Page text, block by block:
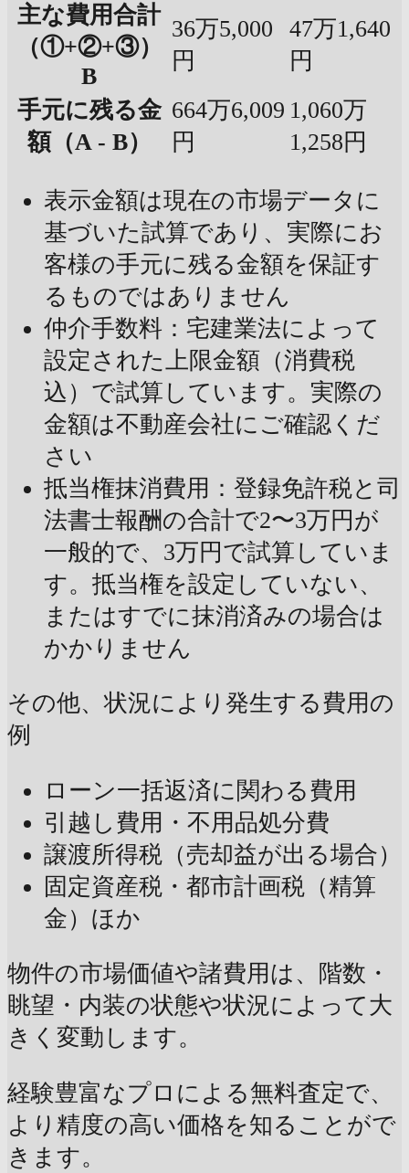
主な費用合計
（①+②+③）
B
36万5,000
円
47万1,640
円
手元に残る金
額（A - B）
664万6,009
円
1,060万
1,258円
表示金額は現在の市場データに
基づいた試算であり、実際にお
客様の手元に残る金額を保証す
るものではありません
仲介手数料：宅建業法によって
設定された上限金額（消費税
込）で試算しています。実際の
金額は不動産会社にご確認くだ
さい
抵当権抹消費用：登録免許税と司
法書士報酬の合計で2〜3万円が
一般的で、3万円で試算していま
す。抵当権を設定していない、
またはすでに抹消済みの場合は
かかりません
その他、状況により発生する費用の
例
ローン一括返済に関わる費用
引越し費用・不用品処分費
譲渡所得税（売却益が出る場合）
固定資産税・都市計画税（精算
金）ほか
物件の市場価値や諸費用は、階数・
眺望・内装の状態や状況によって大
きく変動します。
経験豊富なプロによる無料査定で、
より精度の高い価格を知ることがで
きます。